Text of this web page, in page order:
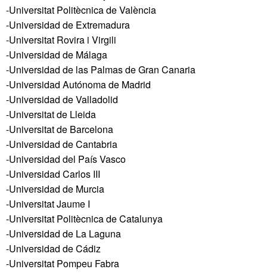
-Universitat Politècnica de València
-Universidad de Extremadura
-Universitat Rovira i Virgili
-Universidad de Málaga
-Universidad de las Palmas de Gran Canaria
-Universidad Autónoma de Madrid
-Universidad de Valladolid
-Universitat de Lleida
-Universitat de Barcelona
-Universidad de Cantabria
-Universidad del País Vasco
-Universidad Carlos III
-Universidad de Murcia
-Universitat Jaume I
-Universitat Politècnica de Catalunya
-Universidad de La Laguna
-Universidad de Cádiz
-Universitat Pompeu Fabra